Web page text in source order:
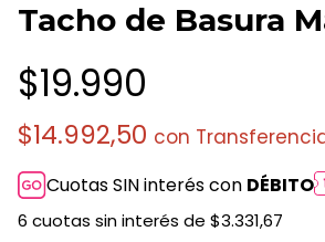
Tacho de Basura
$19.990
$14.992,50 con
Cuotas SIN interés con DÉBITO
6 cuotas sin interés de $3.331,67